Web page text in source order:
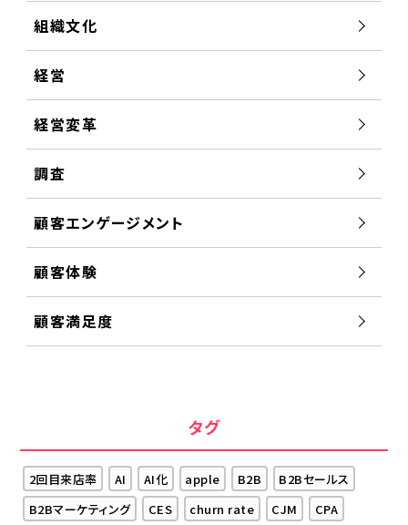
組織文化
経営
経営変革
調査
顧客エンゲージメント
顧客体験
顧客満足度
タグ
2回目来店率 AI AI化 apple B2B
B2Bセールス
B2Bマーケティング
CES churn rate CJM
CPA